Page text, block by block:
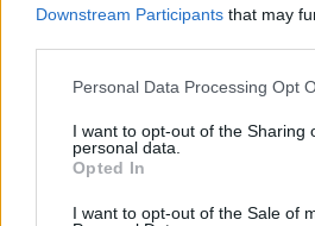
Downstream Participants that may
Please note that this website/app
not limited to your visit or usage
grant or deny consent to Google
use your data for below specified
consent section.
Personal Data Processing Opt
I want to opt-out of the Sharing
personal data.
Opted In
I want to opt-out of the Sale of
Condividi l'articolo
F
a
ce
b
T
w
it
te
Pi
n
re
W
h
s
S
h
re
Prossimo